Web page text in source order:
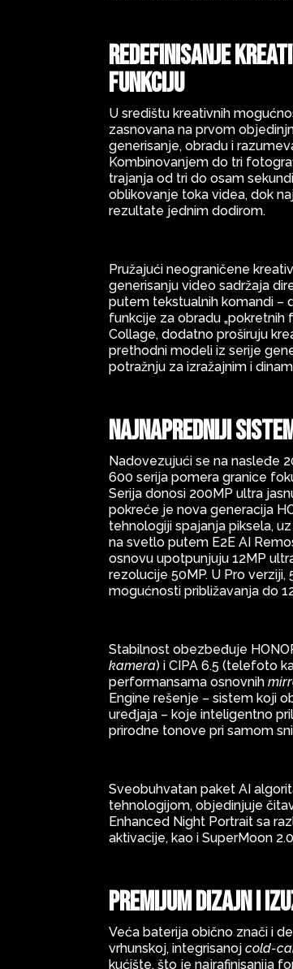
Redefinisanje
funkciju
U središtu kreativnih
zasnovana na prvom
generisanje, obradu i
Kombinovanjem do tri
trajanja od tri do osam
oblikovanje toka videa, dok
rezultate jednim dodirom.
Pružajući neograničene
generisanju video sadržaja
putem tekstualnih komandi –
funkcije za obradu „pokretnih
Collage, dodatno proširuju
prethodni modeli iz serije
potražnju za izražajnim i
Najnapredniji
Nadovezujući se na nasleđe
600 serija pomera granice
Serija donosi 200MP ultra
pokreće je nova generacija
tehnologiji spajanja piksela,
na svetlo putem E2E AI
osnovu upotpunjuju 12MP
rezolucije 50MP. U Pro
mogućnosti približavanja do
Stabilnost obezbeđuje
kamera) i CIPA 6.5 (telefoto
performansama osnovnih
Engine rešenje – sistem koji
uređjaja – koje inteligentno
prirodne tonove pri samom
Sveobuhvatan paket AI
tehnologijom, objedinjuje
Enhanced Night Portrait sa
aktivacije, kao i SuperMoon
Premijum dizajn i
Veća baterija obično znači i
vrhunskoj, integrisanojcold-
kućište, što je najrafinisanija